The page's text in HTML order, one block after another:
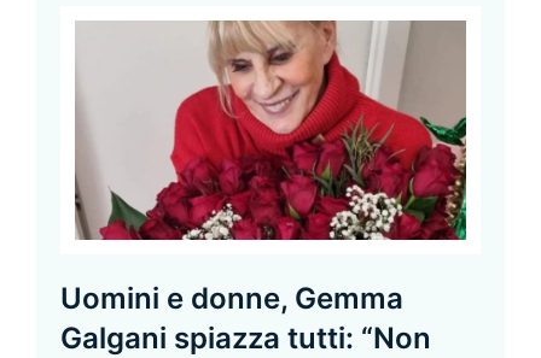
Uomini e donne, Gemma
Galgani spiazza tutti: “Non